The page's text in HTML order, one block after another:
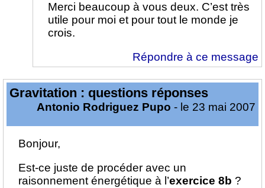
Merci beaucoup à vous deux. C’est très
utile pour moi et pour tout le monde je
crois.
Répondre à ce message
Gravitation : questions réponses
Antonio Rodriguez Pupo - le 23 mai 2007
Bonjour,
Est-ce juste de procéder avec un
raisonnement énergétique à l’exercice 8b ?